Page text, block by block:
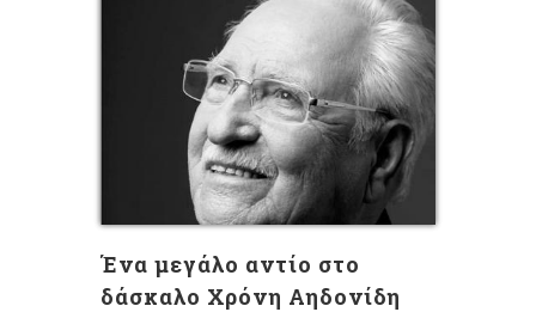
Ένα μεγάλο αντίο στο
δάσκαλο Χρόνη Αηδονίδη